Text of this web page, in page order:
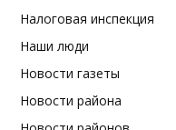
Налоговая инспекция
Наши люди
Новости газеты
Новости района